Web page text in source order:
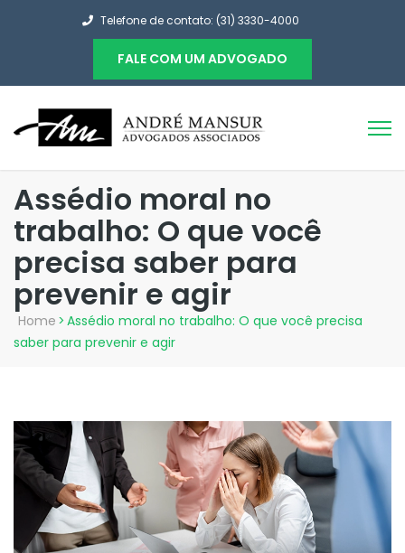
Telefone de contato: (31) 3330-4000
FALE COM UM ADVOGADO
Assédio moral no
trabalho: O que você
precisa saber para
prevenir e agir
Home > Assédio moral no trabalho: O que você precisa
saber para prevenir e agir